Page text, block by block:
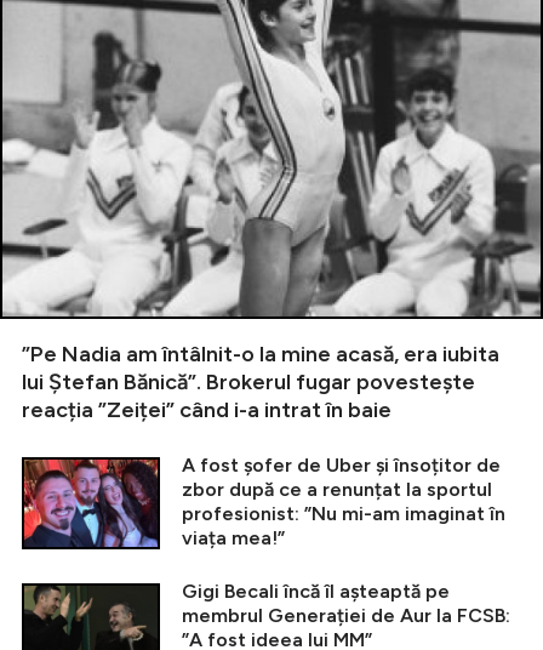
”Pe Nadia am întâlnit-o la mine acasă, era iubita
lui Ștefan Bănică”. Brokerul fugar povestește
reacția ”Zeiței” când i-a intrat în baie
A fost șofer de Uber și însoțitor de
zbor după ce a renunțat la sportul
profesionist: ”Nu mi-am imaginat în
viața mea!”
Gigi Becali încă îl așteaptă pe
membrul Generației de Aur la FCSB:
”A fost ideea lui MM”